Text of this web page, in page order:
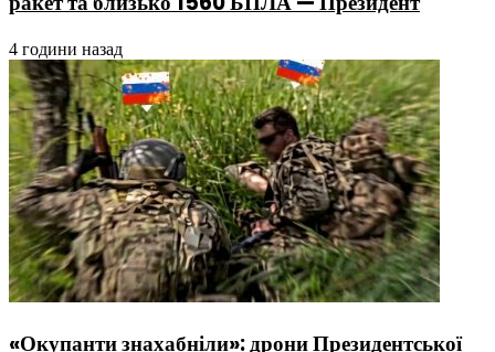
4 години назад
«Окупанти знахабніли»: дрони Президентської